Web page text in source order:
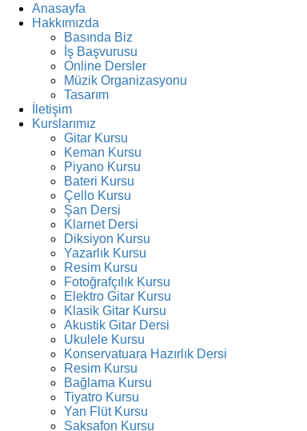
Anasayfa
Hakkımızda
Basında Biz
İş Başvurusu
Online Dersler
Müzik Organizasyonu
Tasarım
İletişim
Kurslarımız
Gitar Kursu
Keman Kursu
Piyano Kursu
Bateri Kursu
Çello Kursu
Şan Dersi
Klarnet Dersi
Diksiyon Kursu
Yazarlık Kursu
Resim Kursu
Fotoğrafçılık Kursu
Elektro Gitar Kursu
Klasik Gitar Kursu
Akustik Gitar Dersi
Ukulele Kursu
Konservatuara Hazırlık Dersi
Resim Kursu
Bağlama Kursu
Tiyatro Kursu
Yan Flüt Kursu
Saksafon Kursu